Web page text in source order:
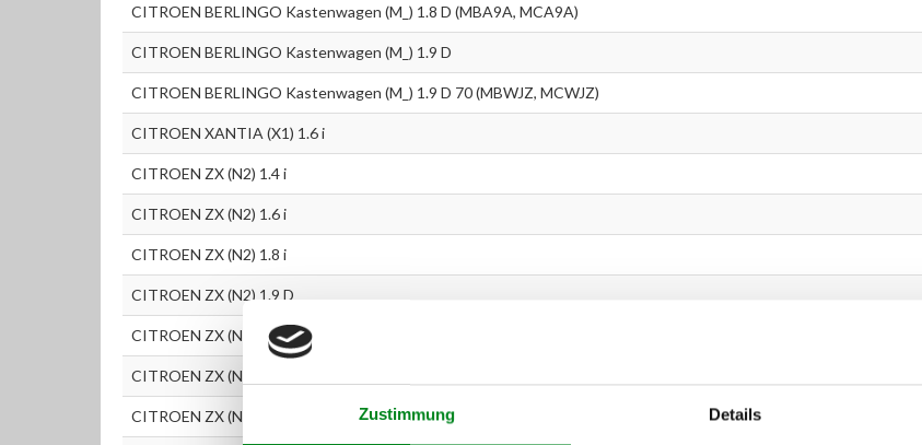
Zustimmung Details
CITROEN BERLINGO Kastenwagen (M_) 1.8 D (MBA9A, MCA9A)
CITROEN BERLINGO Kastenwagen (M_) 1.9 D
CITROEN BERLINGO Kastenwagen (M_) 1.9 D 70 (MBWJZ, MCWJZ)
CITROEN XANTIA (X1) 1.6 i
CITROEN ZX (N2) 1.4 i
CITROEN ZX (N2) 1.6 i
CITROEN ZX (N2) 1.8 i
CITROEN ZX (N2) 1.9 D
CITROEN ZX (N2) 1.9 i
CITROEN ZX (N2) 1.9 TD
CITROEN ZX (N2) 2.0 i